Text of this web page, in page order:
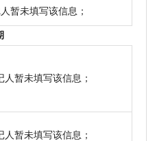
暂未填写该信息；
人暂未填写该信息；
人暂未填写该信息；